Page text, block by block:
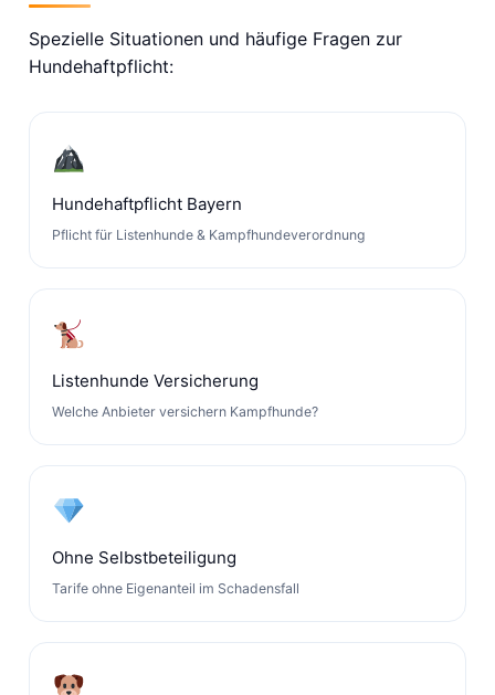
Spezielle Situationen und häufige Fragen zur
Hundehaftpflicht:
Hundehaftpflicht Bayern
Pflicht für Listenhunde & Kampfhundeverordnung
Listenhunde Versicherung
Welche Anbieter versichern Kampfhunde?
Ohne Selbstbeteiligung
Tarife ohne Eigenanteil im Schadensfall